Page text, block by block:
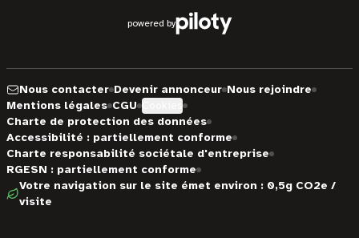
powered by
Nous contacter Devenir annonceur Nous rejoindre
Mentions légales CGU
Charte de protection des données
Accessibilité : partiellement conforme
Charte responsabilité sociétale d'entreprise
RGESN : partiellement conforme
Votre navigation sur le site émet environ : 0,5g CO2e /
visite